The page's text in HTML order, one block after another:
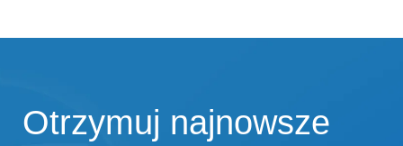
Otrzymuj najnowsze